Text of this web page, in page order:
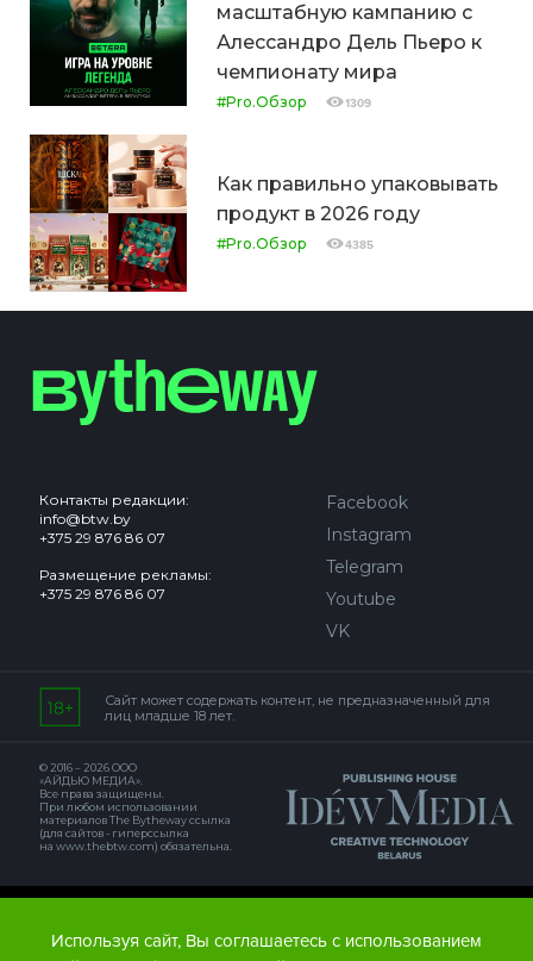
масштабную кампанию с
Алессандро Дель Пьеро к
чемпионату мира
#Pro.Обзор 1309
Как правильно упаковывать
продукт в 2026 году
#Pro.Обзор 4385
Контакты редакции:
info@btw.by
+375 29 876 86 07
Размещение рекламы:
+375 29 876 86 07
Facebook
Instagram
Telegram
Youtube
VK
Сайт может содержать контент, не предназначенный для
лиц младше 18 лет.
© 2016 – 2026 ООО
«АЙДЬЮ МЕДИА».
Все права защищены.
При любом использовании
материалов The Bytheway ссылка
(для сайтов - гиперссылка
на www.thebtw.com) обязательна.
Используя сайт, Вы соглашаетесь с использованием